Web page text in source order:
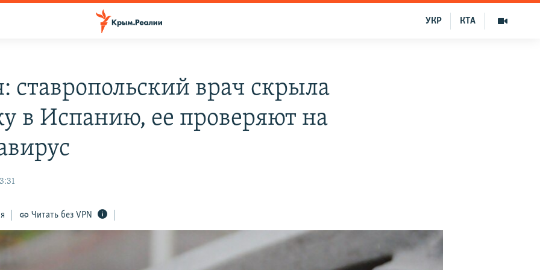
КТА
УКР
ставропольский врач скрыла
в Испанию, ее проверяют на
Читать без VPN